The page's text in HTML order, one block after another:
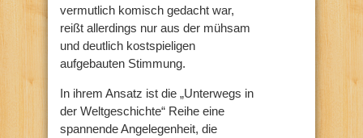
vermutlich komisch gedacht war,
reißt allerdings nur aus der mühsam
und deutlich kostspieligen
aufgebauten Stimmung.
In ihrem Ansatz ist die „Unterwegs in
der Weltgeschichte“ Reihe eine
spannende Angelegenheit, die